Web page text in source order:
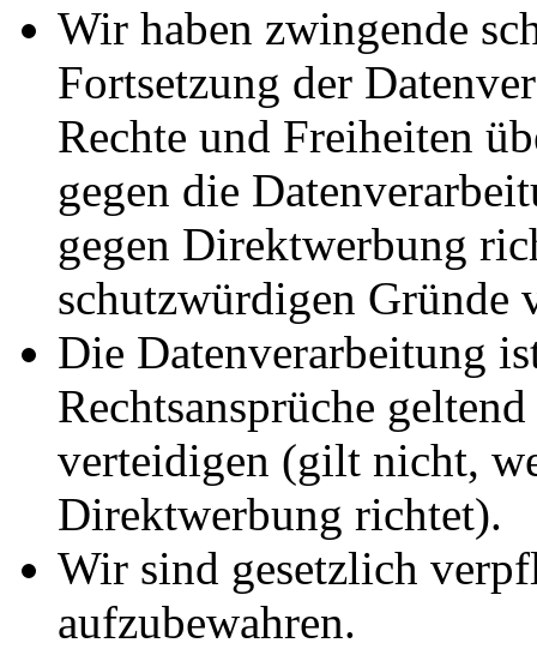
Wir haben zwingende
Fortsetzung der
Rechte und Freiheiten
gegen die
gegen Direktwerbung
schutzwürdigen Gründe
Die Datenverarbeitung
Rechtsansprüche
verteidigen (gilt nicht,
Direktwerbung richtet).
Wir sind gesetzlich
aufzubewahren.